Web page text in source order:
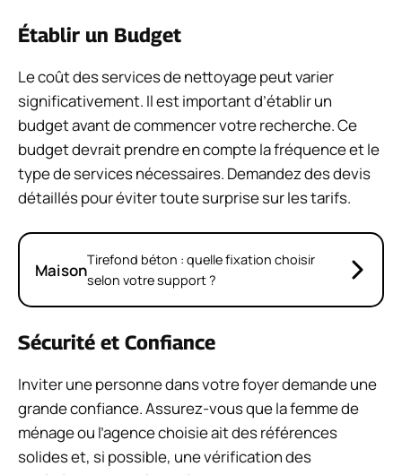
Établir un Budget
Le coût des services de nettoyage peut varier
significativement. Il est important d’établir un
budget avant de commencer votre recherche. Ce
budget devrait prendre en compte la fréquence et le
type de services nécessaires. Demandez des devis
détaillés pour éviter toute surprise sur les tarifs.
MaisonTirefond béton : quelle fixation choisir
selon votre support ?
Sécurité et Confiance
Inviter une personne dans votre foyer demande une
grande confiance. Assurez-vous que la femme de
ménage ou l’agence choisie ait des références
solides et, si possible, une vérification des